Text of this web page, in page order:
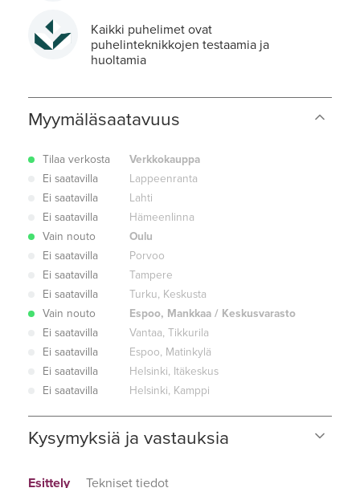
Kaikki puhelimet ovat
puhelinteknikkojen testaamia ja
huoltamia
Myymäläsaatavuus
Tilaa verkosta
Verkkokauppa
Ei saatavilla
Lappeenranta
Ei saatavilla
Lahti
Ei saatavilla
Hämeenlinna
Vain nouto
Oulu
Ei saatavilla
Porvoo
Ei saatavilla
Tampere
Ei saatavilla
Turku, Keskusta
Vain nouto
Espoo, Mankkaa / Keskusvarasto
Ei saatavilla
Vantaa, Tikkurila
Ei saatavilla
Espoo, Matinkylä
Ei saatavilla
Helsinki, Itäkeskus
Ei saatavilla
Helsinki, Kamppi
Kysymyksiä ja vastauksia
Esittely Tekniset tiedot